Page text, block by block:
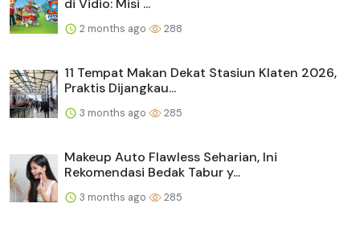
2 months ago 288
11 Tempat Makan Dekat Stasiun Klaten 2026,
Praktis Dijangkau...
3 months ago 285
Makeup Auto Flawless Seharian, Ini
Rekomendasi Bedak Tabur y...
3 months ago 285